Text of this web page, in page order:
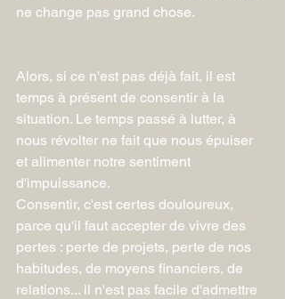
ne change pas grand chose.
Alors, si ce n'est pas déjà fait, il est
temps à présent de consentir à la
situation. Le temps passé à lutter, à
nous révolter ne fait que nous épuiser
et alimenter notre sentiment
d'impuissance.
Consentir, c'est certes douloureux,
parce qu'il faut accepter de vivre des
pertes : perte de projets, perte de nos
habitudes, de moyens financiers, de
relations... il n'est pas facile d'admettre